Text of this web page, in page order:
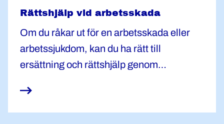
Rättshjälp vid arbetsskada
Om du råkar ut för en arbetsskada eller
arbetssjukdom, kan du ha rätt till
ersättning och rättshjälp genom